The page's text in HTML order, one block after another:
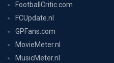
FootballCritic.com
FCUpdate.nl
GPFans.com
MovieMeter.nl
MusicMeter.nl